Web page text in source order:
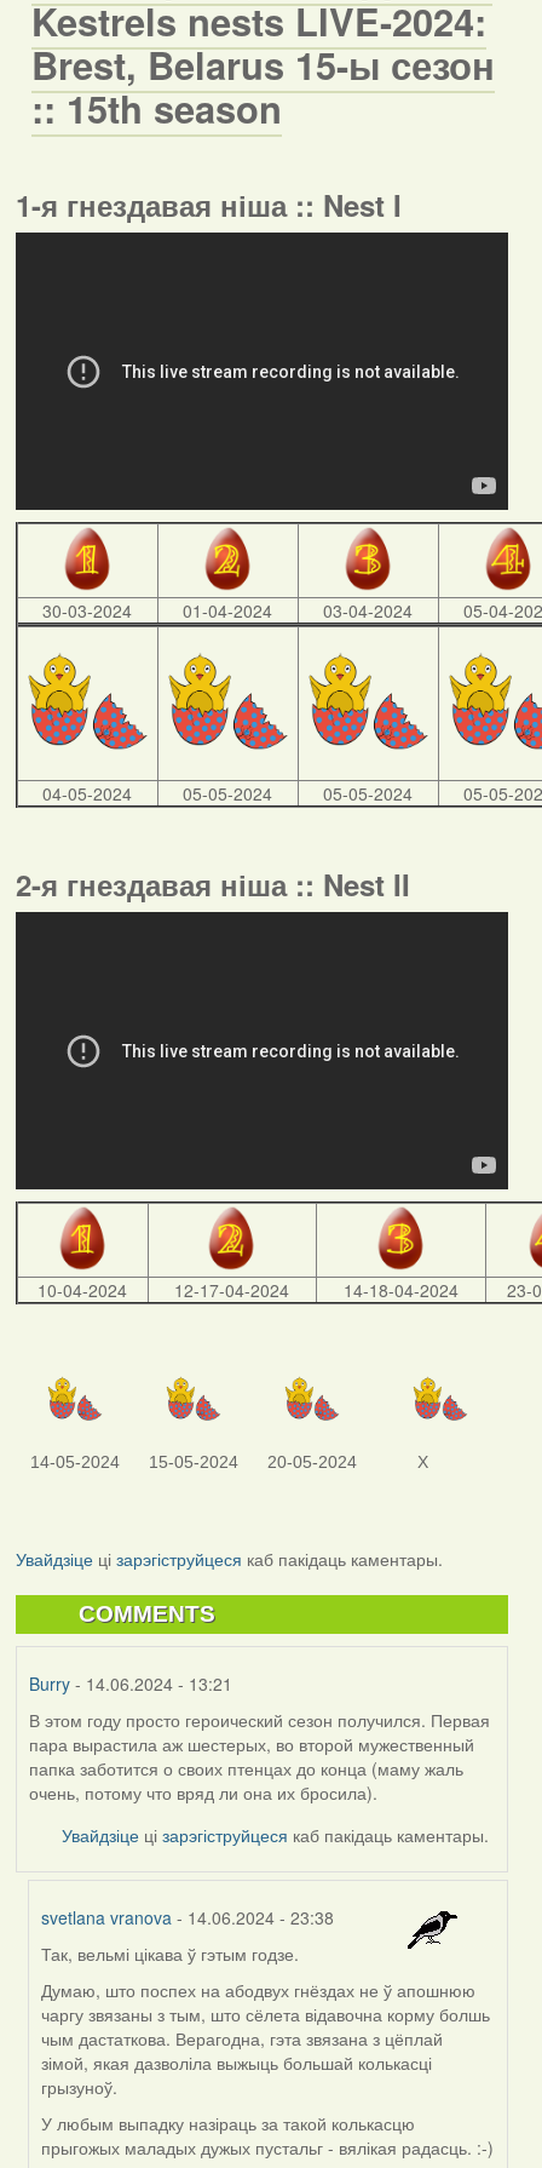
Kestrels nests LIVE-2024:
Brest, Belarus 15-ы сезон
:: 15th season
1-я гнездавая ніша :: Nest I
30-03-2024 01-04-2024 03-04-2024 05-04-
04-05-2024 05-05-2024 05-05-2024 05-05-
2-я гнездавая ніша :: Nest II
10-04-2024 12-17-04-2024 14-18-04-2024 23-
14-05-2024 15-05-2024 20-05-2024 X
Увайдзіцеці зарэгіструйцеся каб пакідаць каментары.
COMMENTS
Burry- 14.06.2024 - 13:21
В этом году просто героический сезон получился. Первая
пара вырастила аж шестерых, во второй мужественный
папка заботится о своих птенцах до конца (маму жаль
очень, потому что вряд ли она их бросила).
Увайдзіце цізарэгіструйцеся каб пакідаць каментары.
svetlana vranova - 14.06.2024 - 23:38
In
reply
to
by
Burry
Так, вельмі цікава ў гэтым годзе.
Думаю, што поспех на абодвух гнёздах не ў апошнюю
чаргу звязаны з тым, што сёлета відавочна корму болшь
чым дастаткова. Верагодна, гэта звязана з цёплай
зімой, якая дазволіла выжыць большай колькасці
грызуноў.
У любым выпадку назіраць за такой колькасцю
прыгожых маладых дужых пустальг - вялікая радасць. :-)